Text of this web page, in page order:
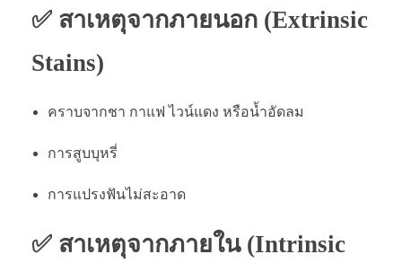
✅ สาเหตุจากภายนอก (Extrinsic
Stains)
คราบจากชา กาแฟ ไวน์แดง หรือน้ำอัดลม
การสูบบุหรี่
การแปรงฟันไม่สะอาด
✅ สาเหตุจากภายใน (Intrinsic